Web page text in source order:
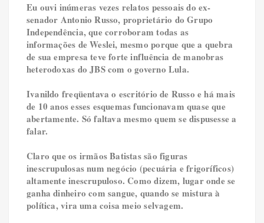
Eu ouvi inúmeras vezes relatos pessoais do ex-
senador Antonio Russo, proprietário do Grupo
Independência, que corroboram todas as
informações de Weslei, mesmo porque que a quebra
de sua empresa teve forte influência de manobras
heterodoxas do JBS com o governo Lula.
Ivanildo freqüentava o escritório de Russo e há mais
de 10 anos esses esquemas funcionavam quase que
abertamente. Só faltava mesmo quem se dispusesse a
falar.
Claro que os irmãos Batistas são figuras
inescrupulosas num negócio (pecuária e frigoríficos)
altamente inescrupuloso. Como dizem, lugar onde se
ganha dinheiro com sangue, quando se mistura à
política, vira uma coisa meio selvagem.